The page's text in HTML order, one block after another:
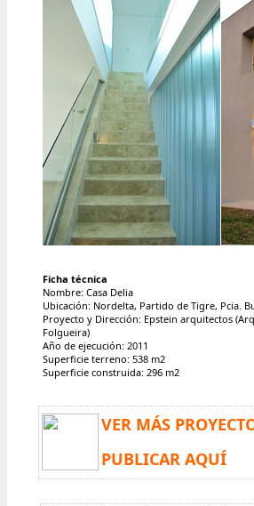
Ficha técnica
Nombre: Casa Delia
Ubicación: Nordelta, Partido de Tigre, Pcia.
Proyecto y Dirección: Epstein arquitectos
Folgueira)
Año de ejecución: 2011
Superficie terreno: 538 m2
Superficie construida: 296 m2
VER MÁS
PUBLICAR AQUÍ